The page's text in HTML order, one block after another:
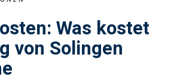
Was kostet
von Solingen